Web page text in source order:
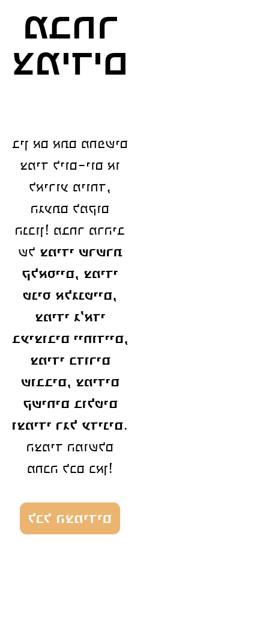
מבחר
צמידים
בין אם אתם מחפשים
צמיד ליום-יום או
לאירוע מיוחד,
הגעתם למקום
הנכון! מבחר מרהיב
של צמידי שרשרת
קלאסיים, צמידי
טניס אלגנטיים,
צמידי ג’אדי
בעיצובים ייחודיים,
צמידי כדורים
שובבים, צמידים
קשיחים בולטים
וצמידי רגל עדינים.
הצמיד המושלם
מחכה לכם כאן!
לכל הצמידים